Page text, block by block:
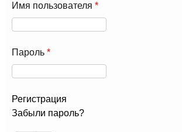
Имя пользователя *
Пароль *
Регистрация
Забыли пароль?